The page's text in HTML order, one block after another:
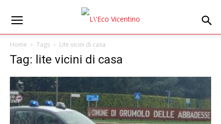
Home Tags Lite vicini di casa
Tag: lite vicini di casa